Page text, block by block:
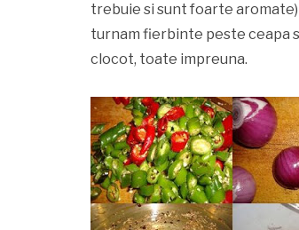
trebuie si sunt foarte
turnam fierbinte peste ceapa
clocot, toate impreuna.